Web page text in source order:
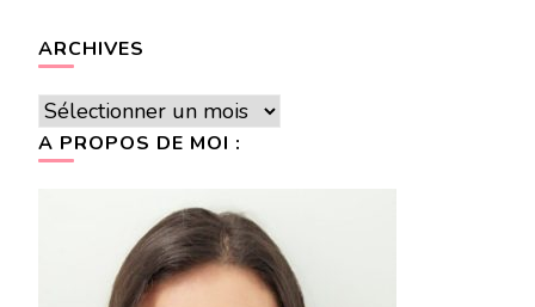
ARCHIVES
Archives
A PROPOS DE MOI :